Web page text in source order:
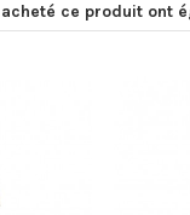
ce produit ont